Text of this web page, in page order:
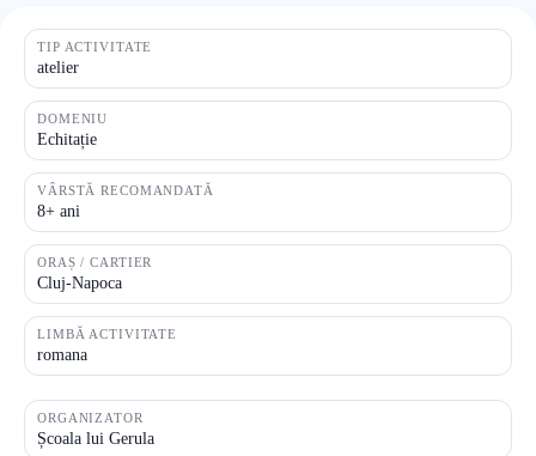
TIP ACTIVITATE
atelier
DOMENIU
Echitație
VÂRSTĂ RECOMANDATĂ
8+ ani
ORAȘ / CARTIER
Cluj-Napoca
LIMBĂ ACTIVITATE
romana
ORGANIZATOR
Școala lui Gerula